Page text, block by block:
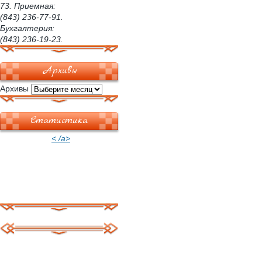
73. Приемная:
(843) 236-77-91.
Бухгалтерия:
(843) 236-19-23.
Архивы
Архивы
Статистика
< /a>